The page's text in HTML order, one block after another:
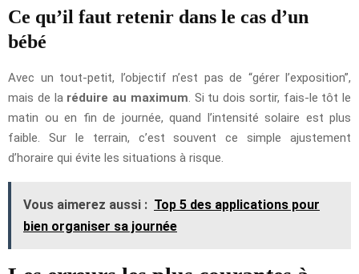
Ce qu’il faut retenir dans le cas d’un
bébé
Avec un tout-petit, l’objectif n’est pas de “gérer l’exposition”,
mais de la réduire au maximum . Si tu dois sortir, fais-le tôt le
matin ou en fin de journée, quand l’intensité solaire est plus
faible. Sur le terrain, c’est souvent ce simple ajustement
d’horaire qui évite les situations à risque.
Vous aimerez aussi : Top 5 des applications pour
bien organiser sa journée